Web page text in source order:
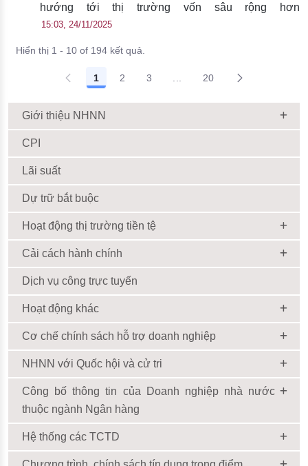
hướng tới thị trường vốn sâu rộng hơn
15:03, 24/11/2025
Hiển thị 1 - 10 of 194 kết quả.
1 2 3 20
Giới thiệu NHNN
CPI
Lãi suất
Dự trữ bắt buộc
Hoạt động thị trường tiền tệ
Cải cách hành chính
Dịch vụ công trực tuyến
Hoạt động khác
Cơ chế chính sách hỗ trợ doanh nghiệp
NHNN với Quốc hội và cử tri
Công bố thông tin của Doanh nghiệp nhà nước
thuộc ngành Ngân hàng
Hệ thống các TCTD